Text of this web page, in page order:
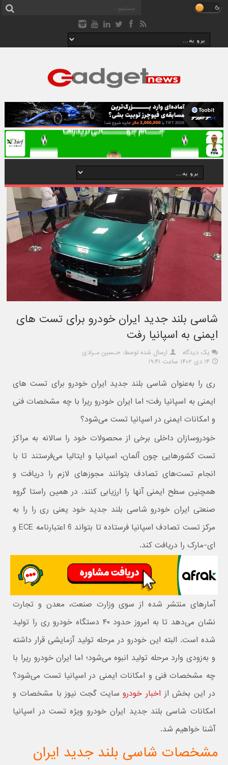
شاسی بلند جدید ایران خودرو برای تست های
ایمنی به اسپانیا رفت
یک دیدگاه
ارسال شده توسط: حـسین مـرادی
۱۴ دی ۱۴۰۲ ساعت ۱۹:۴۱
ری را به‌عنوان شاسی بلند جدید ایران خودرو برای تست های
ایمنی به اسپانیا رفت؛ اما ایران خودرو ریرا با چه مشخصات فنی
و امکانات ایمنی در اسپانیا تست می‌شود؟
خودروسازان داخلی برخی از محصولات خود را سالانه به مراکز
تست کشورهایی چون آلمان، اسپانیا و ایتالیا می‌فرستند تا با
انجام تست‌های تصادف بتوانند مجوزهای لازم را دریافت و
همچنین سطح ایمنی آنها را ارزیابی کنند. در همین راستا گروه
صنعتی ایران خودرو شاسی بلند جدید خود یعنی ری را را به
مرکز تست تصادف اسپانیا فرستاده تا بتواند 6 اعتبارنامه ECE و
ای-مارک را دریافت کند.
آمارهای منتشر شده از سوی وزارت صنعت، معدن و تجارت
نشان می‌دهد تا به امروز حدود ۴۰ دستگاه خودرو ری را تولید
شده است. البته این خودرو در مرحله تولید آزمایشی قرار داشته
و به‌زودی وارد مرحله تولید انبوه می‌شود؛ اما ایران خودرو ریرا با
چه مشخصات فنی و امکانات ایمنی در اسپانیا تست می‌شود؟
در این بخش از اخبار خودروسایت گجت نیوز با مشخصات و
امکانات شاسی بلند جدید ایران خودرو ویژه تست در اسپانیا
آشنا خواهیم شد.
مشخصات شاسی بلند جدید ایران